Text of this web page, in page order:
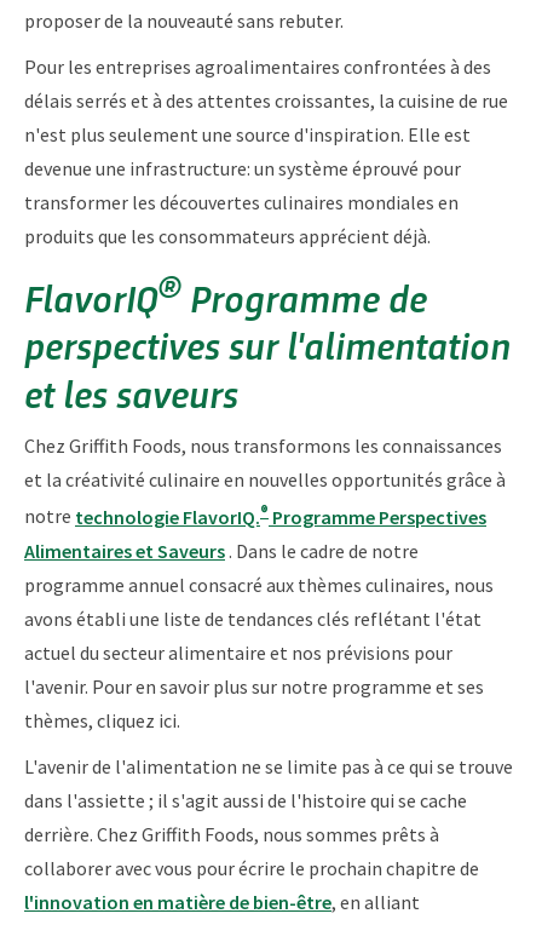
proposer de la nouveauté sans rebuter.
Pour les entreprises agroalimentaires confrontées à des
délais serrés et à des attentes croissantes, la cuisine de rue
n'est plus seulement une source d'inspiration. Elle est
devenue une infrastructure: un système éprouvé pour
transformer les découvertes culinaires mondiales en
produits que les consommateurs apprécient déjà.
FlavorIQ® Programme de
perspectives sur l'alimentation
et les saveurs
Chez Griffith Foods, nous transformons les connaissances
et la créativité culinaire en nouvelles opportunités grâce à
notre technologie FlavorIQ.® Programme Perspectives
Alimentaires et Saveurs. Dans le cadre de notre
programme annuel consacré aux thèmes culinaires, nous
avons établi une liste de tendances clés reflétant l'état
actuel du secteur alimentaire et nos prévisions pour
l'avenir. Pour en savoir plus sur notre programme et ses
thèmes, cliquez ici.
L'avenir de l'alimentation ne se limite pas à ce qui se trouve
dans l'assiette ; il s'agit aussi de l'histoire qui se cache
derrière. Chez Griffith Foods, nous sommes prêts à
collaborer avec vous pour écrire le prochain chapitre de
l'innovation en matière de bien-être, en alliant